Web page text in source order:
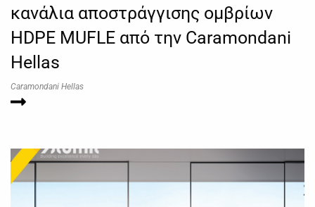
κανάλια αποστράγγισης ομβρίων
HDPE MUFLE από την Caramondani
Hellas
Caramondani Hellas